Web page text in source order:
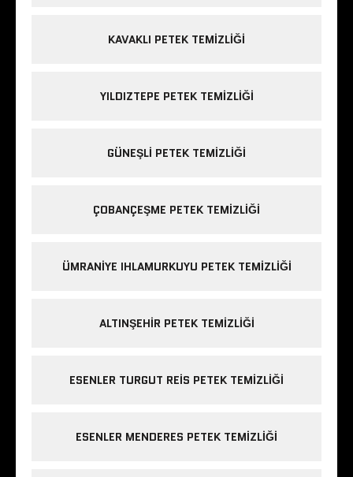
KAVAKLI PETEK TEMIZLIĞI
YILDIZTEPE PETEK TEMIZLIĞI
GÜNEŞLI PETEK TEMIZLIĞI
ÇOBANÇEŞME PETEK TEMIZLIĞI
ÜMRANIYE IHLAMURKUYU PETEK TEMIZLIĞI
ALTINŞEHIR PETEK TEMIZLIĞI
ESENLER TURGUT REIS PETEK TEMIZLIĞI
ESENLER MENDERES PETEK TEMIZLIĞI